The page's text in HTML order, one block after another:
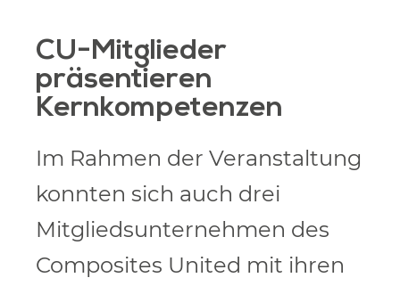
CU-Mitglieder
präsentieren
Kernkompetenzen
Im Rahmen der Veranstaltung
konnten sich auch drei
Mitgliedsunternehmen des
Composites United mit ihren